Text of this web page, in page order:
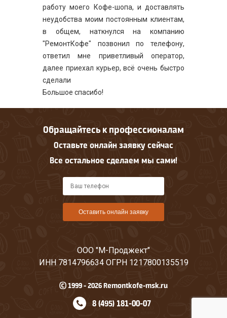
работу моего Кофе-шопа, и доставлять
неудобства моим постоянным клиентам,
в общем, наткнулся на компанию
"РемонтКофе" позвонил по телефону,
ответил мне приветливый оператор,
далее приехал курьер, всё очень быстро
сделали
Большое спасибо!
Обращайтесь к профессионалам
Оставьте онлайн заявку сейчас
Все остальное сделаем мы сами!
Оставить онлайн заявку
ООО "М-Проджект"
ИНН 7814796634 ОГРН 1217800135519
© 1999 - 2026 Remontkofe-msk.ru
8 (495) 181-00-07